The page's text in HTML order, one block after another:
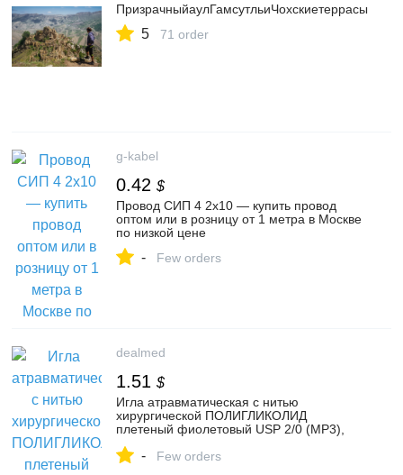
ПризрачныйаулГамсутльиЧохскиетеррасы
5 71 order
g-kabel
0.42 $
Провод СИП 4 2х10 — купить провод
оптом или в розницу от 1 метра в Москве
по низкой цене
- Few orders
dealmed
1.51 $
Игла атравматическая с нитью
хирургической ПОЛИГЛИКОЛИД
плетеный фиолетовый USP 2/0 (MР3),
Медтехника, Россия › купить, цена в
- Few orders